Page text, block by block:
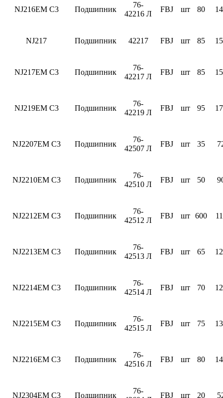
NJ216EM C3 Подшипник
76-
42216 Л
FBJ шт 80
NJ217 Подшипник 42217 FBJ шт 85
NJ217EM C3 Подшипник
76-
42217 Л
FBJ шт 85
NJ219EM C3 Подшипник
76-
42219 Л
FBJ шт 95
NJ2207EM C3 Подшипник
76-
42507 Л
FBJ шт 35
NJ2210EM C3 Подшипник
76-
42510 Л
FBJ шт 50
NJ2212EM C3 Подшипник
76-
42512 Л
FBJ шт 600
NJ2213EM C3 Подшипник
76-
42513 Л
FBJ шт 65
NJ2214EM C3 Подшипник
76-
42514 Л
FBJ шт 70
NJ2215EM C3 Подшипник
76-
42515 Л
FBJ шт 75
NJ2216EM C3 Подшипник
76-
42516 Л
FBJ шт 80
NJ2304EM C3 Подшипник
76-
FBJ шт 20